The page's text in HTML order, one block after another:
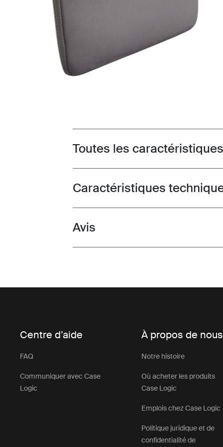
Toggle features
Toutes les caractéristiques
Toggle techspec
Caractéristiques
Toggle overview
Avis
Centre d’aide
FAQ
Communiquer avec Case
Logic
À propos de nous
Notre histoire
Où acheter les produits
Case Logic
Emplois chez Case Logic
Politique juridique et de
confidentialité de